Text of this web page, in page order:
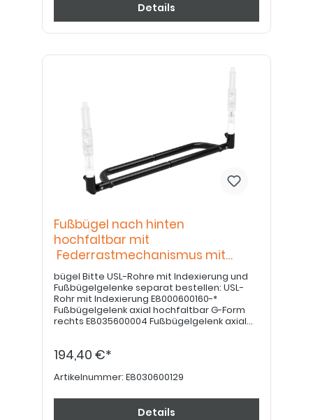
Details
Fußbügel nach hinten
hochfaltbar mit
Federrastmechanismus mit
Rohrauflage-
bügel Bitte USL-Rohre mit Indexierung und
Fußbügelgelenke separat bestellen: USL-
Rohr mit Indexierung E8000600160-*
Fußbügelgelenk axial hochfaltbar G-Form
rechts E8035600004 Fußbügelgelenk axial
rechts E8035600006 Fußbügelgelenk axial
hochfaltbar V-Form links E8035600007
194,40 €*
Artikelnummer: E8030600129
Details